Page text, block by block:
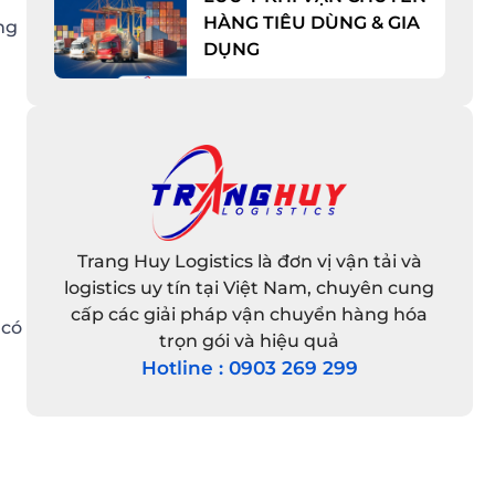
HÀNG TIÊU DÙNG & GIA
DỤNG
Trang Huy Logistics là đơn vị vận tải và
logistics uy tín tại Việt Nam, chuyên cung
cấp các giải pháp vận chuyển hàng hóa
trọn gói và hiệu quả
Hotline : 0903 269 299